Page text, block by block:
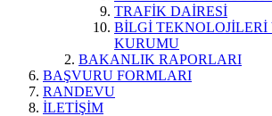
TRAFİK DAİRESİ
BİLGİ TEKNOLOJİLERİ
KURUMU
BAKANLIK RAPORLARI
BAŞVURU FORMLARI
RANDEVU
İLETİŞİM